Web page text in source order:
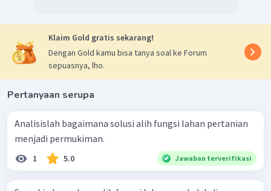
Klaim Gold gratis sekarang!
Dengan Gold kamu bisa tanya soal ke Forum
sepuasnya, lho.
Pertanyaan serupa
Analisislah bagaimana solusi alih fungsi lahan pertanian
menjadi permukiman.
1 5.0 Jawaban terverifikasi